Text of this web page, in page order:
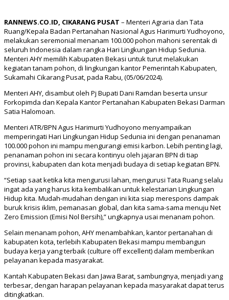
RANNEWS.CO.ID, CIKARANG PUSAT – Menteri Agraria dan Tata
Ruang/Kepala Badan Pertanahan Nasional Agus Harimurti Yudhoyono,
melakukan seremonial menanam 100.000 pohon mahoni serentak di
seluruh Indonesia dalam rangka Hari Lingkungan Hidup Sedunia.
Menteri AHY memilih Kabupaten Bekasi untuk turut melakukan
kegiatan tanam pohon, di lingkungan kantor Pemerintah Kabupaten,
Sukamahi Cikarang Pusat, pada Rabu, (05/06/2024).
Menteri AHY, disambut oleh Pj Bupati Dani Ramdan beserta unsur
Forkopimda dan Kepala Kantor Pertanahan Kabupaten Bekasi Darman
Satia Halomoan.
Menteri ATR/BPN Agus Harimurti Yudhoyono menyampaikan
memperingati Hari Lingkungan Hidup Sedunia ini dengan penanaman
100.000 pohon ini mampu mengurangi emisi karbon. Lebih penting lagi,
penanaman pohon ini secara kontinyu oleh jajaran BPN di tiap
provinsi, kabupaten dan kota menjadi budaya di setiap kegiatan BPN.
“Setiap saat ketika kita mengurusi lahan, mengurusi Tata Ruang selalu
ingat ada yang harus kita kembalikan untuk kelestarian Lingkungan
Hidup kita. Mudah-mudahan dengan ini kita siap merespons dampak
buruk krisis iklim, pemanasan global, dan kita sama-sama menuju Net
Zero Emission (Emisi Nol Bersih),” ungkapnya usai menanam pohon.
Selain menanam pohon, AHY menambahkan, kantor pertanahan di
kabupaten kota, terlebih Kabupaten Bekasi mampu membangun
budaya kerja yang terbaik (culture off excellent) dalam memberikan
pelayanan kepada masyarakat.
Kantah Kabupaten Bekasi dan Jawa Barat, sambungnya, menjadi yang
terbesar, dengan harapan pelayanan kepada masyarakat dapat terus
ditingkatkan.